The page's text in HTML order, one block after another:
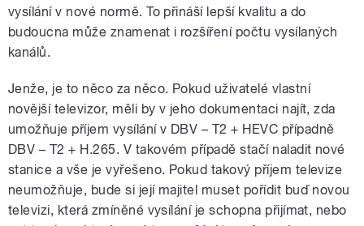
vysílání v nové normě. To přináší lepší kvalitu a do
budoucna může znamenat i rozšíření počtu vysílaných
kanálů.
Jenže, je to něco za něco. Pokud uživatelé vlastní
novější televizor, měli by v jeho dokumentaci najít, zda
umožňuje příjem vysílání v DBV – T2 + HEVC případně
DBV – T2 + H.265. V takovém případě stačí naladit nové
stanice a vše je vyřešeno. Pokud takový příjem televize
neumožňuje, bude si její majitel muset pořídit buď novou
televizi, která zmíněné vysílání je schopna přijímat, nebo